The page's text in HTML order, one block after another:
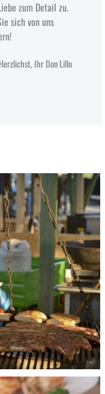
zum Detail zu.
sich von uns
Herzlichst, Ihr Don Lillo